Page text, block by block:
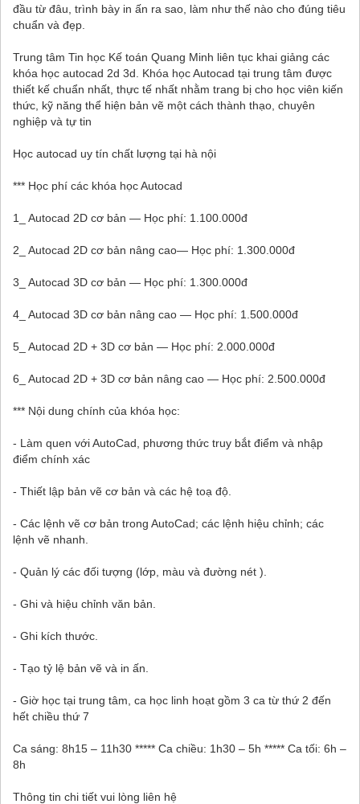
đầu từ đâu, trình bày in ấn ra sao, làm như thế nào cho đúng tiêu
chuẩn và đẹp.
Trung tâm Tin học Kế toán Quang Minh liên tục khai giảng các
khóa học autocad 2d 3d. Khóa học Autocad tại trung tâm được
thiết kế chuẩn nhất, thực tế nhất nhằm trang bị cho học viên kiến
thức, kỹ năng thể hiện bản vẽ một cách thành thạo, chuyên
nghiệp và tự tin
Học autocad uy tín chất lượng tại hà nội
*** Học phí các khóa học Autocad
1_ Autocad 2D cơ bản — Học phí: 1.100.000đ
2_ Autocad 2D cơ bản nâng cao— Học phí: 1.300.000đ
3_ Autocad 3D cơ bản — Học phí: 1.300.000đ
4_ Autocad 3D cơ bản nâng cao — Học phí: 1.500.000đ
5_ Autocad 2D + 3D cơ bản — Học phí: 2.000.000đ
6_ Autocad 2D + 3D cơ bản nâng cao — Học phí: 2.500.000đ
*** Nội dung chính của khóa học:
- Làm quen với AutoCad, phương thức truy bắt điểm và nhập
điểm chính xác
- Thiết lập bản vẽ cơ bản và các hệ toạ độ.
- Các lệnh vẽ cơ bản trong AutoCad; các lệnh hiệu chỉnh; các
lệnh vẽ nhanh.
- Quản lý các đối tượng (lớp, màu và đường nét ).
- Ghi và hiệu chỉnh văn bản.
- Ghi kích thước.
- Tạo tỷ lệ bản vẽ và in ấn.
- Giờ học tại trung tâm, ca học linh hoạt gồm 3 ca từ thứ 2 đến
hết chiều thứ 7
Ca sáng: 8h15 – 11h30 ***** Ca chiều: 1h30 – 5h ***** Ca tối: 6h –
8h
Thông tin chi tiết vui lòng liên hệ